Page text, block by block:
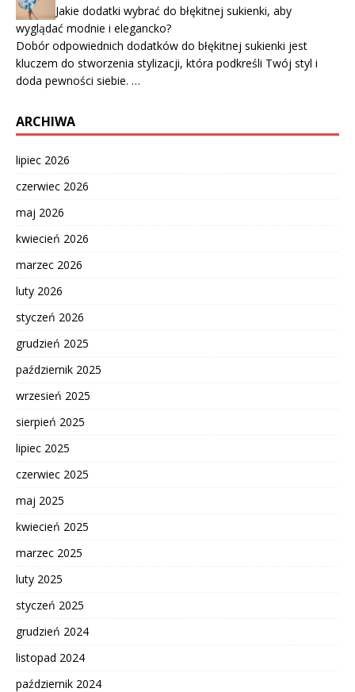
Jakie dodatki wybrać do błękitnej sukienki, aby
wyglądać modnie i elegancko?
Dobór odpowiednich dodatków do błękitnej sukienki jest
kluczem do stworzenia stylizacji, która podkreśli Twój styl i
doda pewności siebie. …
ARCHIWA
lipiec 2026
czerwiec 2026
maj 2026
kwiecień 2026
marzec 2026
luty 2026
styczeń 2026
grudzień 2025
październik 2025
wrzesień 2025
sierpień 2025
lipiec 2025
czerwiec 2025
maj 2025
kwiecień 2025
marzec 2025
luty 2025
styczeń 2025
grudzień 2024
listopad 2024
październik 2024